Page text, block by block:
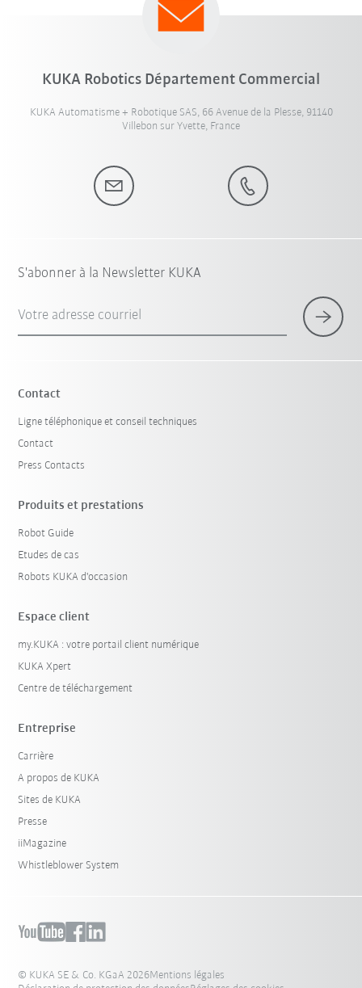
KUKA Robotics Département Commercial
KUKA Automatisme + Robotique SAS, 66 Avenue de la Plesse, 91140
Villebon sur Yvette, France
S'abonner à la Newsletter KUKA
Votre adresse courriel
Contact
Ligne téléphonique et conseil techniques
Contact
Press Contacts
Produits et prestations
Robot Guide
Etudes de cas
Robots KUKA d'occasion
Espace client
my.KUKA : votre portail client numérique
KUKA Xpert
Centre de téléchargement
Entreprise
Carrière
A propos de KUKA
Sites de KUKA
Presse
iiMagazine
Whistleblower System
© KUKA SE & Co. KGaA 2026Mentions légales